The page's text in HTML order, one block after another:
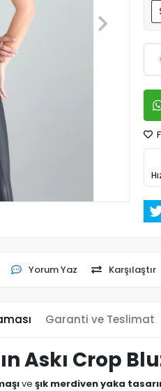
Yorum Yaz Karşılaştır
Garanti ve Teslimat
Askı Crop
veşık merdiven yaka